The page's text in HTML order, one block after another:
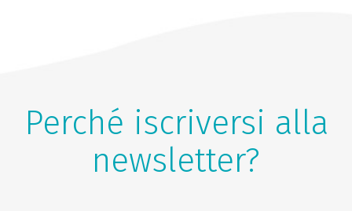
Perché iscriversi alla
newsletter?